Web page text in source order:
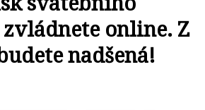
online. Z
nadšená!